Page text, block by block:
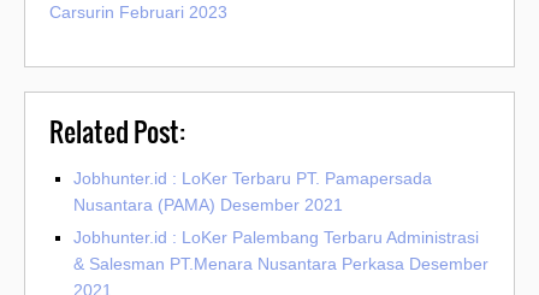
Carsurin Februari 2023
Related Post:
Jobhunter.id : LoKer Terbaru PT. Pamapersada
Nusantara (PAMA) Desember 2021
Jobhunter.id : LoKer Palembang Terbaru Administrasi
& Salesman PT.Menara Nusantara Perkasa Desember
2021